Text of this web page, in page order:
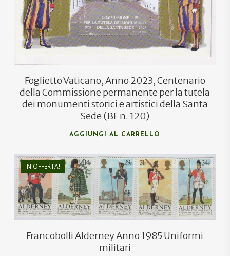
Foglietto Vaticano, Anno 2023, Centenario
della Commissione permanente per la tutela
dei monumenti storici e artistici della Santa
Sede (BF n. 120)
AGGIUNGI AL CARRELLO
IN OFFERTA! €12,00
€7,20
Francobolli Alderney Anno 1985 Uniformi
militari